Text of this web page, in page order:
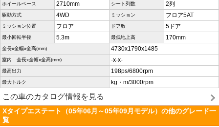
ホイールベース 2710mm シート列数 2列
駆動方式 4WD ミッション フロア5AT
ミッション位置 フロア ドア数 5ドア
最小回転半径 5.3m 最低地上高 170mm
全長x全幅x全高(mm) 4730x1790x1485
室内 全長x全幅x全高(mm) -x-x-
最高出力 198ps/6800rpm
最大トルク kg・m/3000rpm
この車のカタログ情報を見る
Xタイプエステート（05年06月～05年09月モデル）の他のグレード一
覧